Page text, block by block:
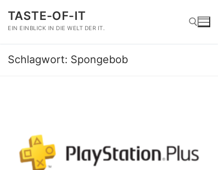
Inhalt
springen
TASTE-OF-IT
EIN EINBLICK IN DIE WELT DER IT.
Suchen nach:
Schlagwort: Spongebob